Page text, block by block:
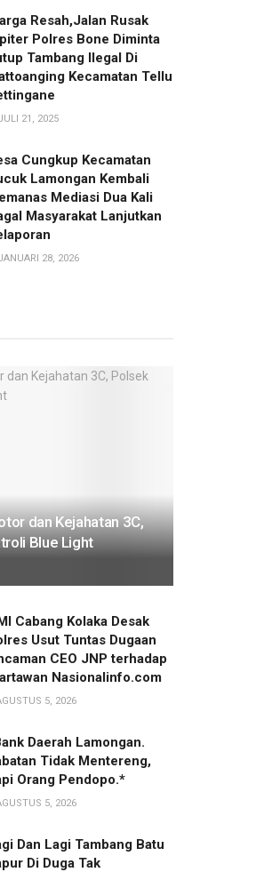
Resah,Jalan Rusak
Polres Bone Diminta
Tambang Ilegal Di
Kecamatan Tellu
21, 2025
Cungkup Kecamatan
Lamongan Kembali
Mediasi Dua Kali
Masyarakat Lanjutkan
28, 2026
dan Kejahatan 3C,
Blue Light
Cabang Kolaka Desak
Usut Tuntas Dugaan
CEO JNP terhadap
Nasionalinfo.com
5, 2026
Daerah Lamongan.
Tidak Mentereng,
Orang Pendopo.*
5, 2026
Dan Lagi Tambang Batu
Di Duga Tak